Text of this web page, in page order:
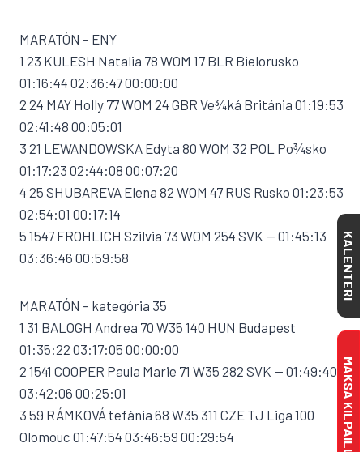
MARATÓN – ENY
1 23 KULESH Natalia 78 WOM 17 BLR Bielorusko
01:16:44 02:36:47 00:00:00
2 24 MAY Holly 77 WOM 24 GBR Ve¾ká Británia 01:19:53
02:41:48 00:05:01
3 21 LEWANDOWSKA Edyta 80 WOM 32 POL Po¾sko
01:17:23 02:44:08 00:07:20
4 25 SHUBAREVA Elena 82 WOM 47 RUS Rusko 01:23:53
02:54:01 00:17:14
5 1547 FROHLICH Szilvia 73 WOM 254 SVK — 01:45:13
03:36:46 00:59:58
MARATÓN – kategória 35
1 31 BALOGH Andrea 70 W35 140 HUN Budapest
01:35:22 03:17:05 00:00:00
2 1541 COOPER Paula Marie 71 W35 282 SVK — 01:49:40
03:42:06 00:25:01
3 59 RÁMKOVÁ tefánia 68 W35 311 CZE TJ Liga 100
Olomouc 01:47:54 03:46:59 00:29:54
KALENTERI